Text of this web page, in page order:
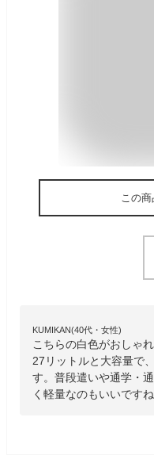
この
KUMIKAN(40代・女性)
こちらの白色がおしゃ
27リットルと大容量で
す。普段遣いや通学・
く軽量なのもいいですね